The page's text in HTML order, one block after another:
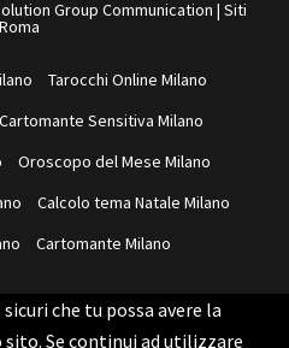
Group Communication | Siti
Roma
Tarocchi Online Milano
Cartomante Sensitiva Milano
Oroscopo del Mese Milano
Calcolo tema Natale Milano
Cartomante Milano
che tu possa avere la
Se continui ad utilizzare